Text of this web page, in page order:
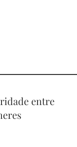
entre